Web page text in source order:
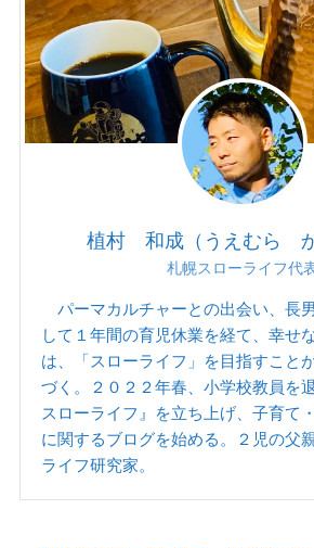
植村 和成（うえむら か
札幌スローライフ代
パーマカルチャーとの出会い、長
して１年間の育児休業を経て、幸せ
は、「スローライフ」を目指すこと
づく。２０２２年春、小学校教員を
スローライフ』を立ち上げ、子育て
に関するブログを始める。２児の父
ライフ研究家。